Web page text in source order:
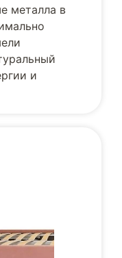
металла в
и